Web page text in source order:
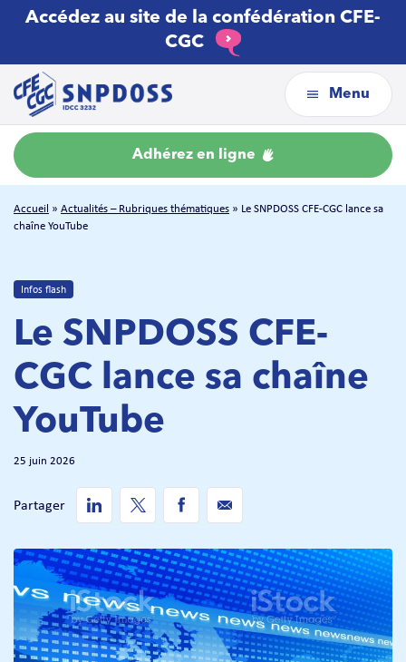
Accédez au site de la confédération CFE-
CGC
Menu
Adhérez en ligne
Accueil » Actualités – Rubriques thématiques » Le SNPDOSS CFE-CGC lance sa
chaîne YouTube
Infos flash
Le SNPDOSS CFE-
CGC lance sa chaîne
YouTube
25 juin 2026
Partager